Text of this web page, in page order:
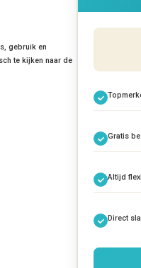
gebruik en
te kijken naar de
Gratis
Altijd
Direct